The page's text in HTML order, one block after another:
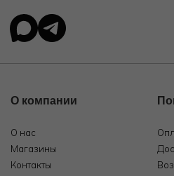
О компании
О нас
Магазины
Контакты